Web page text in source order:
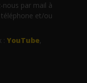
par mail à
téléphone et/ou
: YouTube,